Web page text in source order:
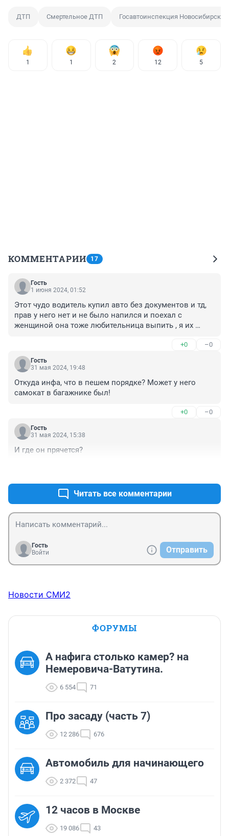
ДТП Смертельное ДТП Госавтоинспекция
1 1 2 12 5
КОММЕНТАРИИ 17
Гость
1 июня 2024, 01:52
Этот чудо водитель купил авто без документов и тд,
прав у него нет и не было напился и поехал с
женщиной она тоже любительница выпить , я их
+0 –0
Гость
31 мая 2024, 19:48
Откуда инфа, что в пешем порядке? Может у него
самокат в багажнике был!
+0 –0
Гость
31 мая 2024, 15:38
И где он прячется?
Читать все комментарии
Гость
Войти
Отправить
Новости СМИ2
ФОРУМЫ
А нафига столько камер? на
Немеровича-Ватутина.
6 554 71
Про засаду (часть 7)
12 286 676
Автомобиль для начинающего
2 372 47
12 часов в Москве
19 086 43